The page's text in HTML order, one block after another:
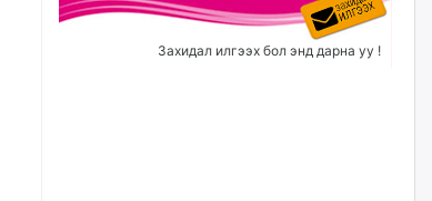
Захидал илгээх бол энд дарна уу !